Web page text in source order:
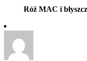
Róż MAC i